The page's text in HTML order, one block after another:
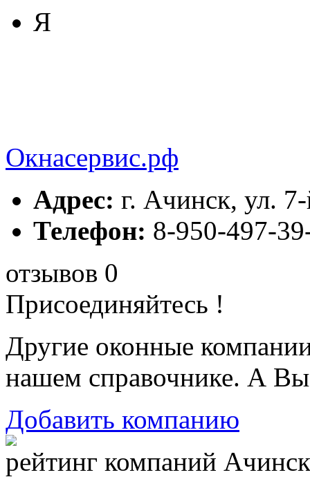
Я
Окнасервис.рф
Адрес: г. Ачинск, ул.
Телефон: 8-950-497-
отзывов 0
Присоединяйтесь !
Другие оконные
нашем справочнике. А
Добавить компанию
рейтинг компаний